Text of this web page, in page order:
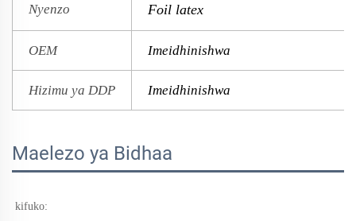
Nyenzo Foil latex
OEM Imeidhinishwa
Hizimu ya DDP Imeidhinishwa
Maelezo ya Bidhaa
kifuko: